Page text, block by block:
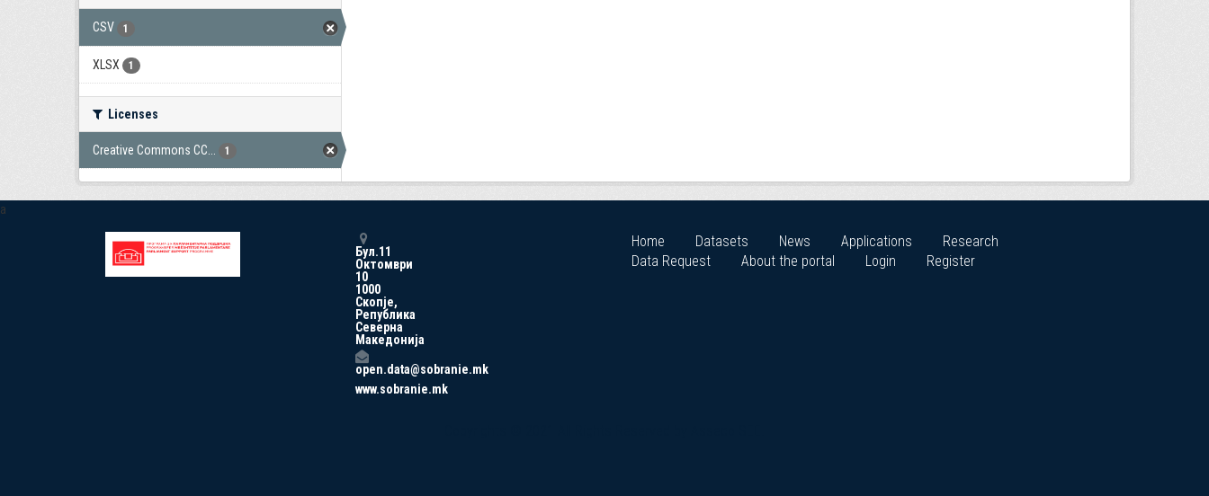
CSV 1
XLSX 1
Licenses
Creative Commons CC... 1
a
Бул.11
Октомври
10
1000
Скопје,
Република
Северна
Македонија
open.data@sobranie.mk
www.sobranie.mk
Home Datasets News Applications
Research
Data Request
About the portal Login Register